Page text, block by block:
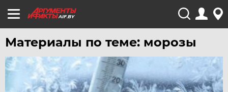
AIF.BY
Материалы по теме: морозы